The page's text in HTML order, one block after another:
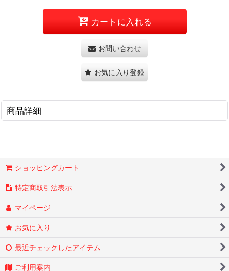
カートに入れる
お問い合わせ
お気に入り登録
商品詳細
ショッピングカート
特定商取引法表示
マイページ
お気に入り
最近チェックしたアイテム
ご利用案内